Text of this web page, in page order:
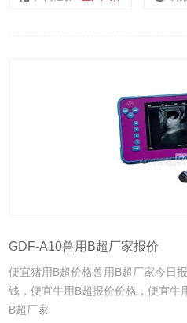
GDF-A10兽用B超厂家报价
便宜猪用B超价格兽用B超厂家今日
钱，便宜牛用B超报价价格，便宜牛
B超厂家